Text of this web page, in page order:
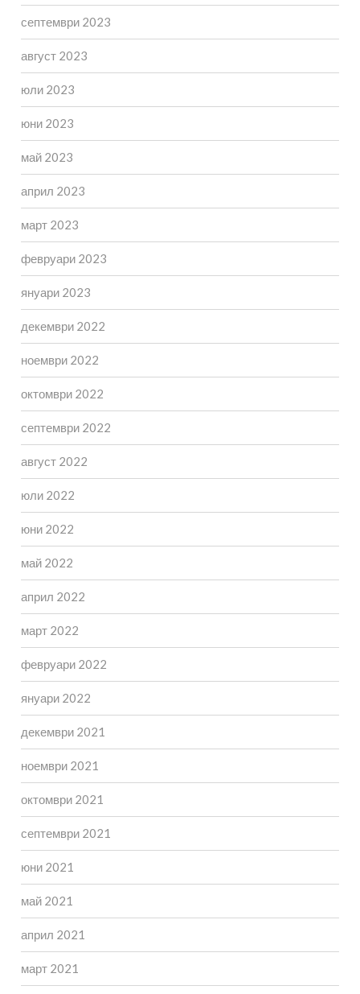
септември 2023
август 2023
юли 2023
юни 2023
май 2023
април 2023
март 2023
февруари 2023
януари 2023
декември 2022
ноември 2022
октомври 2022
септември 2022
август 2022
юли 2022
юни 2022
май 2022
април 2022
март 2022
февруари 2022
януари 2022
декември 2021
ноември 2021
октомври 2021
септември 2021
юни 2021
май 2021
април 2021
март 2021